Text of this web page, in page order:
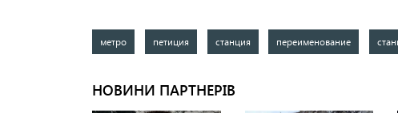
метро петиция станция переименование